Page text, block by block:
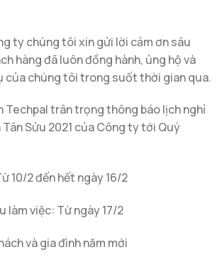
ty chúng tôi xin gửi lời cảm ơn sâu
hàng đã luôn đồng hành, ủng hộ và
của chúng tôi trong suốt thời gian qua.
Techpal trân trọng thông báo lịch nghỉ
Sửu 2021 của Công ty tới Quý
10/2 đến hết ngày 16/2
làm việc: Từ ngày 17/2
và gia đình năm mới